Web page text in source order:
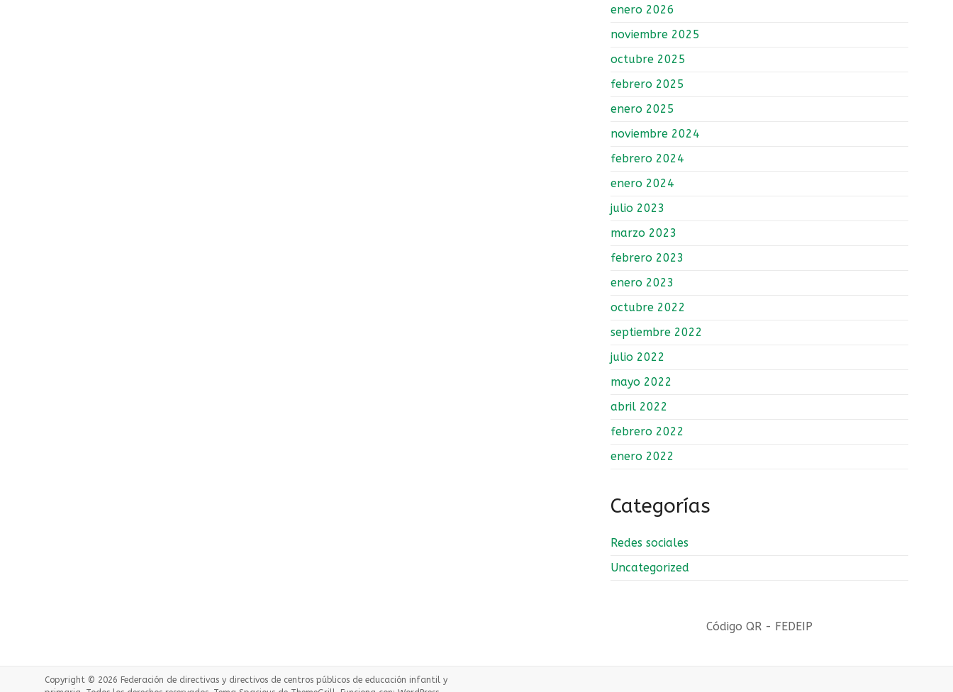
enero 2026
noviembre 2025
octubre 2025
febrero 2025
enero 2025
noviembre 2024
febrero 2024
enero 2024
julio 2023
marzo 2023
febrero 2023
enero 2023
octubre 2022
septiembre 2022
julio 2022
mayo 2022
abril 2022
febrero 2022
enero 2022
Categorías
Redes sociales
Uncategorized
Código QR - FEDEIP
Copyright © 2026 Federación de directivas y directivos de centros públicos de educación infantil y